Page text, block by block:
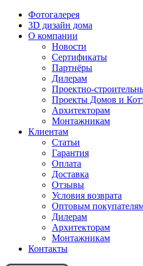
Фотогалерея
3D дизайн дома
О компании
Новости
Сертификаты
Партнёры
Дилерам
Проектно-
Проекты Домов и
Архитекторам
Монтажникам
Клиентам
Статьи
Гарантия
Оплата
Доставка
Отзывы
Условия возврата
Оптовым
Дилерам
Архитекторам
Монтажникам
Контакты